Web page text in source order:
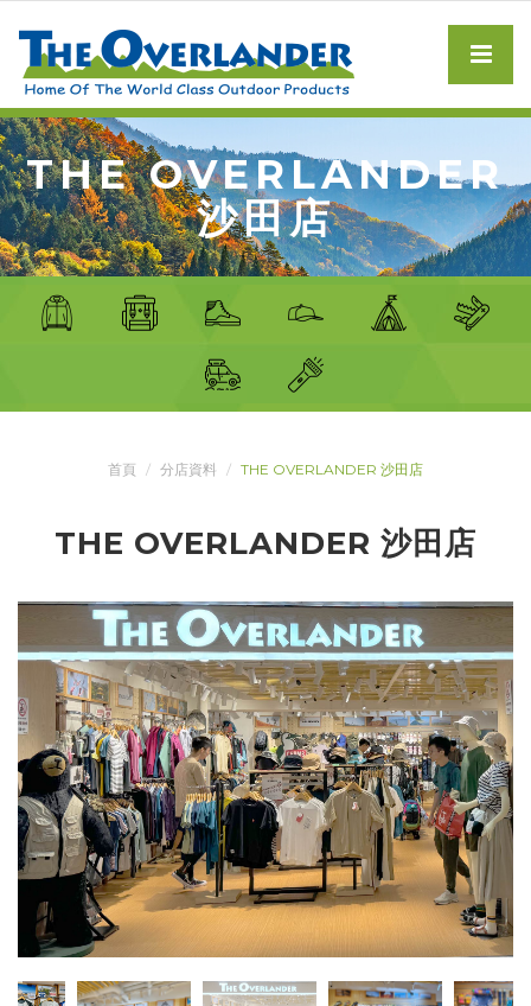
THE OVERLANDER
沙田店
首頁 分店資料 THE OVERLANDER 沙田店
THE OVERLANDER 沙田店